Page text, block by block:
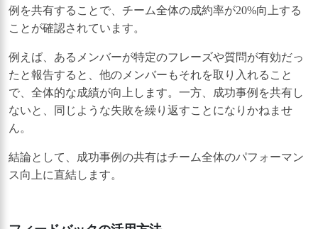
例を共有することで、チーム全体の成約率が20%向上する
ことが確認されています。
例えば、あるメンバーが特定のフレーズや質問が有効だっ
たと報告すると、他のメンバーもそれを取り入れること
で、全体的な成績が向上します。一方、成功事例を共有し
ないと、同じような失敗を繰り返すことになりかねませ
ん。
結論として、成功事例の共有はチーム全体のパフォーマン
ス向上に直結します。